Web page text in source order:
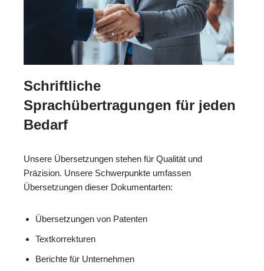
Schriftliche
Sprachübertragungen für jeden
Bedarf
Unsere Übersetzungen stehen für Qualität und
Präzision. Unsere Schwerpunkte umfassen
Übersetzungen dieser Dokumentarten:
Übersetzungen von Patenten
Textkorrekturen
Berichte für Unternehmen